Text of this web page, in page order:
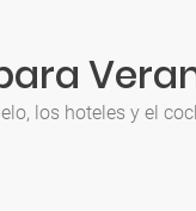
los hoteles y el